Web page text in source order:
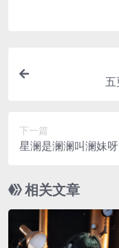
下一篇
星澜是澜澜叫澜妹
相关文章